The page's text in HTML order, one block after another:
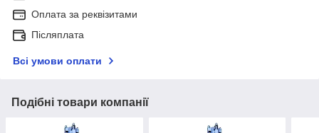
Оплата за реквізитами
Післяплата
Всі умови оплати
Подібні товари компанії